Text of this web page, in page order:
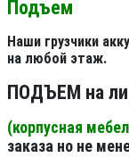
Подъем
Наши грузчики
на любой этаж.
ПОДЪЕМ на
(корпусная
заказа но не